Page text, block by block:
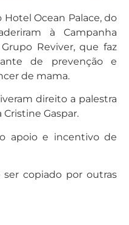
Hotel Ocean Palace, do
à Campanha
Reviver, que faz
de prevenção e
de mama.
direito a palestra
Gaspar.
apoio e incentivo de
copiado por outras